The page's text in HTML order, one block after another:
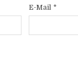
E-Mail *